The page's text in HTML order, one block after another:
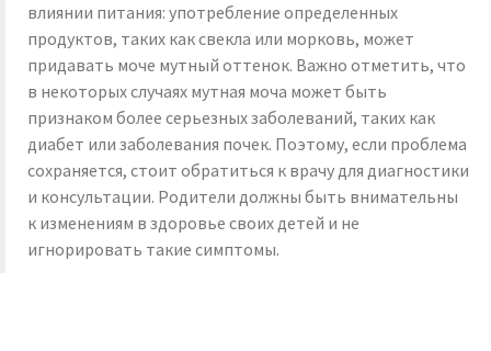
влиянии питания: употребление определенных
продуктов, таких как свекла или морковь, может
придавать моче мутный оттенок. Важно отметить, что
в некоторых случаях мутная моча может быть
признаком более серьезных заболеваний, таких как
диабет или заболевания почек. Поэтому, если проблема
сохраняется, стоит обратиться к врачу для диагностики
и консультации. Родители должны быть внимательны
к изменениям в здоровье своих детей и не
игнорировать такие симптомы.